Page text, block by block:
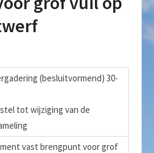
(besluitvormend) 30-
tot wijziging van de
vast brengpunt voor grof